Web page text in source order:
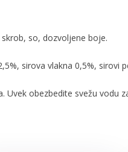
so, dozvoljene boje.
sirova vlakna 0,5%, sirovi
Uvek obezbedite svežu vodu